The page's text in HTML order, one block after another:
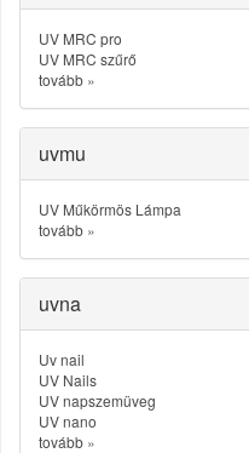
UV MRC pro
UV MRC szűrő
tovább »
uvmu
UV Műkörmös Lámpa
tovább »
uvna
Uv nail
UV Nails
UV napszemüveg
UV nano
tovább »